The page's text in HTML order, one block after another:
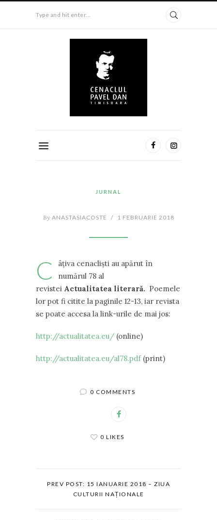
Type and hit enter...
JURNAL
By ANASTASIACOSTE / 1 FEBRUARIE 2018
C
âțiva cenacliști au apărut în
numărul 78 al
revistei Actualitatea literară. Poemele
lor pot fi citite la paginile 12-13, iar revista
se poate accesa la link-urile de mai jos:
http://actualitatea.eu/ (online)
http://actualitatea.eu/al78.pdf(print)
0 COMMENTS
0 LIKES
PREV POST: 15 IANUARIE 2018 – ZIUA
CULTURII NAȚIONALE